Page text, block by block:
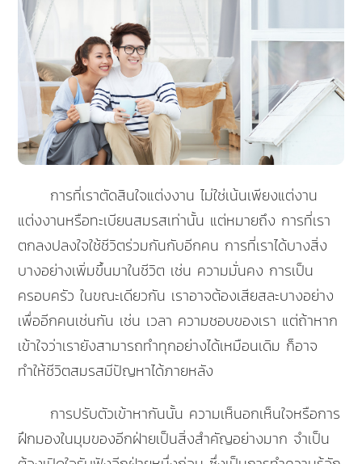
การที่เราตัดสินใจแต่งงาน ไม่ใช่เน้นเพียงแต่งาน
แต่งงานหรือทะเบียนสมรสเท่านั้น แต่หมายถึง การที่เรา
ตกลงปลงใจใช้ชีวิตร่วมกันกับอีกคน การที่เราได้บางสิ่ง
บางอย่างเพิ่มขึ้นมาในชีวิต เช่น ความมั่นคง การเป็น
ครอบครัว ในขณะเดียวกัน เราอาจต้องเสียสละบางอย่าง
เพื่ออีกคนเช่นกัน เช่น เวลา ความชอบของเรา แต่ถ้าหาก
เข้าใจว่าเรายังสามารถทำทุกอย่างได้เหมือนเดิม ก็อาจ
ทำให้ชีวิตสมรสมีปัญหาได้ภายหลัง
การปรับตัวเข้าหากันนั้น ความเห็นอกเห็นใจหรือการ
ฝึกมองในมุมของอีกฝ่ายเป็นสิ่งสำคัญอย่างมาก จำเป็น